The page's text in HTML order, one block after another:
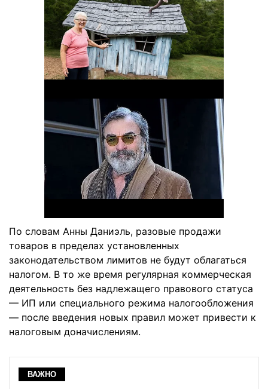
По словам Анны Даниэль, разовые продажи
товаров в пределах установленных
законодательством лимитов не будут облагаться
налогом. В то же время регулярная коммерческая
деятельность без надлежащего правового статуса
— ИП или специального режима налогообложения
— после введения новых правил может привести к
налоговым доначислениям.
ВАЖНО